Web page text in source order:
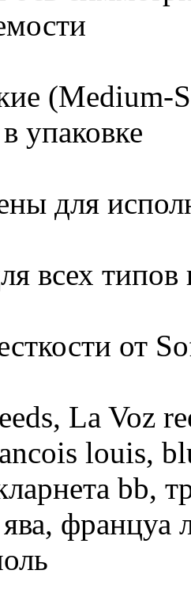
(Medium-
упаковке
для
всех типов
от
La Voz
louis,
bb,
француа